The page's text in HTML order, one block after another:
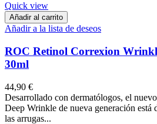
Quick view
Añadir al carrito
Añadir a la lista de deseos
ROC Retinol Correxion
30ml
44,90 €
Desarrollado con dermatólogos, el
Deep Wrinkle de nueva generación está
las arrugas...